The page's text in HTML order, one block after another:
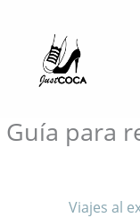
content
Guía para
Viajes al